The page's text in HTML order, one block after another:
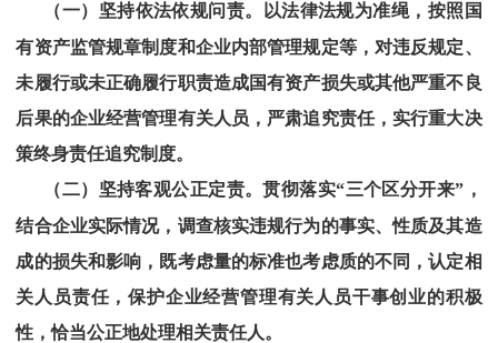
（一）坚持依法依规问责。以法律法规为准绳，按照国
有资产监管规章制度和企业内部管理规定等，对违反规定、
未履行或未正确履行职责造成国有资产损失或其他严重不良
后果的企业经营管理有关人员，严肃追究责任，实行重大决
策终身责任追究制度。
（二）坚持客观公正定责。贯彻落实“三个区分开来” ，
结合企业实际情况，调查核实违规行为的事实、性质及其造
成的损失和影响，既考虑量的标准也考虑质的不同，认定相
关人员责任，保护企业经营管理有关人员干事创业的积极
性，恰当公正地处理相关责任人。